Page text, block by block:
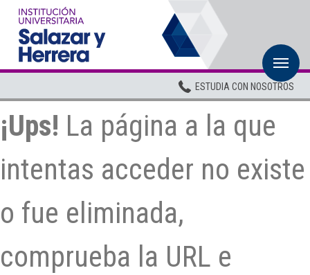
ESTUDIA CON NOSOTROS
¡Ups! La página a la que
intentas acceder no existe
o fue eliminada,
comprueba la URL e
Pregrados
ADMISIONES
BIENESTAR